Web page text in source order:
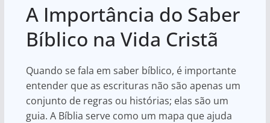
A Importância do Saber
Bíblico na Vida Cristã
Quando se fala em saber bíblico, é importante
entender que as escrituras não são apenas um
conjunto de regras ou histórias; elas são um
guia. A Bíblia serve como um mapa que ajuda